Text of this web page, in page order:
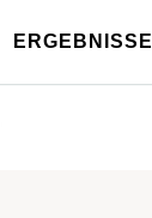
ERGEBNISSE